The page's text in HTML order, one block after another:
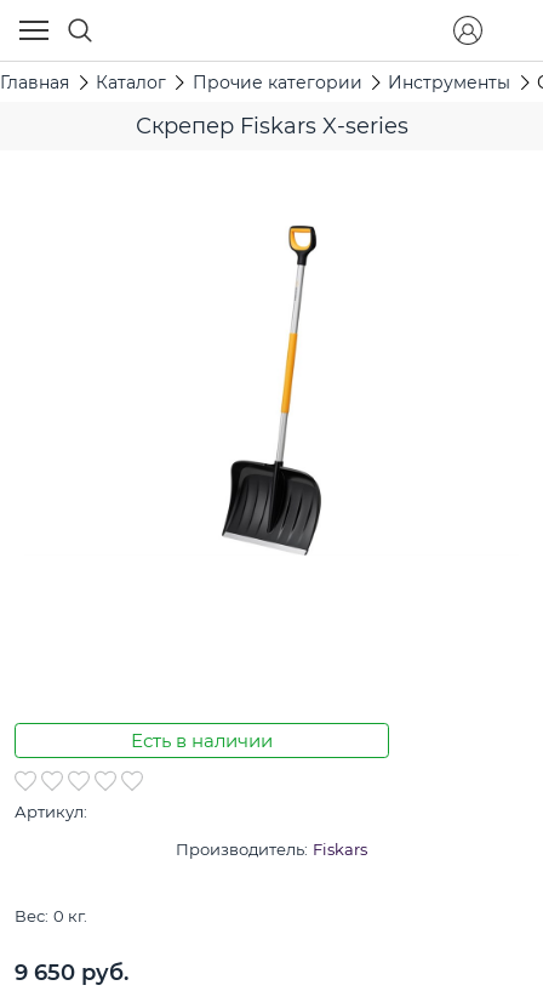
Главная Каталог Прочие категории Инструменты
Скрепер Fiskars X-series
Есть в наличии
Артикул:
Производитель: Fiskars
Вес: 0 кг.
9 650 руб.